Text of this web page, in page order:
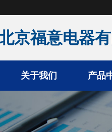
京福意电器
关于我们 产品